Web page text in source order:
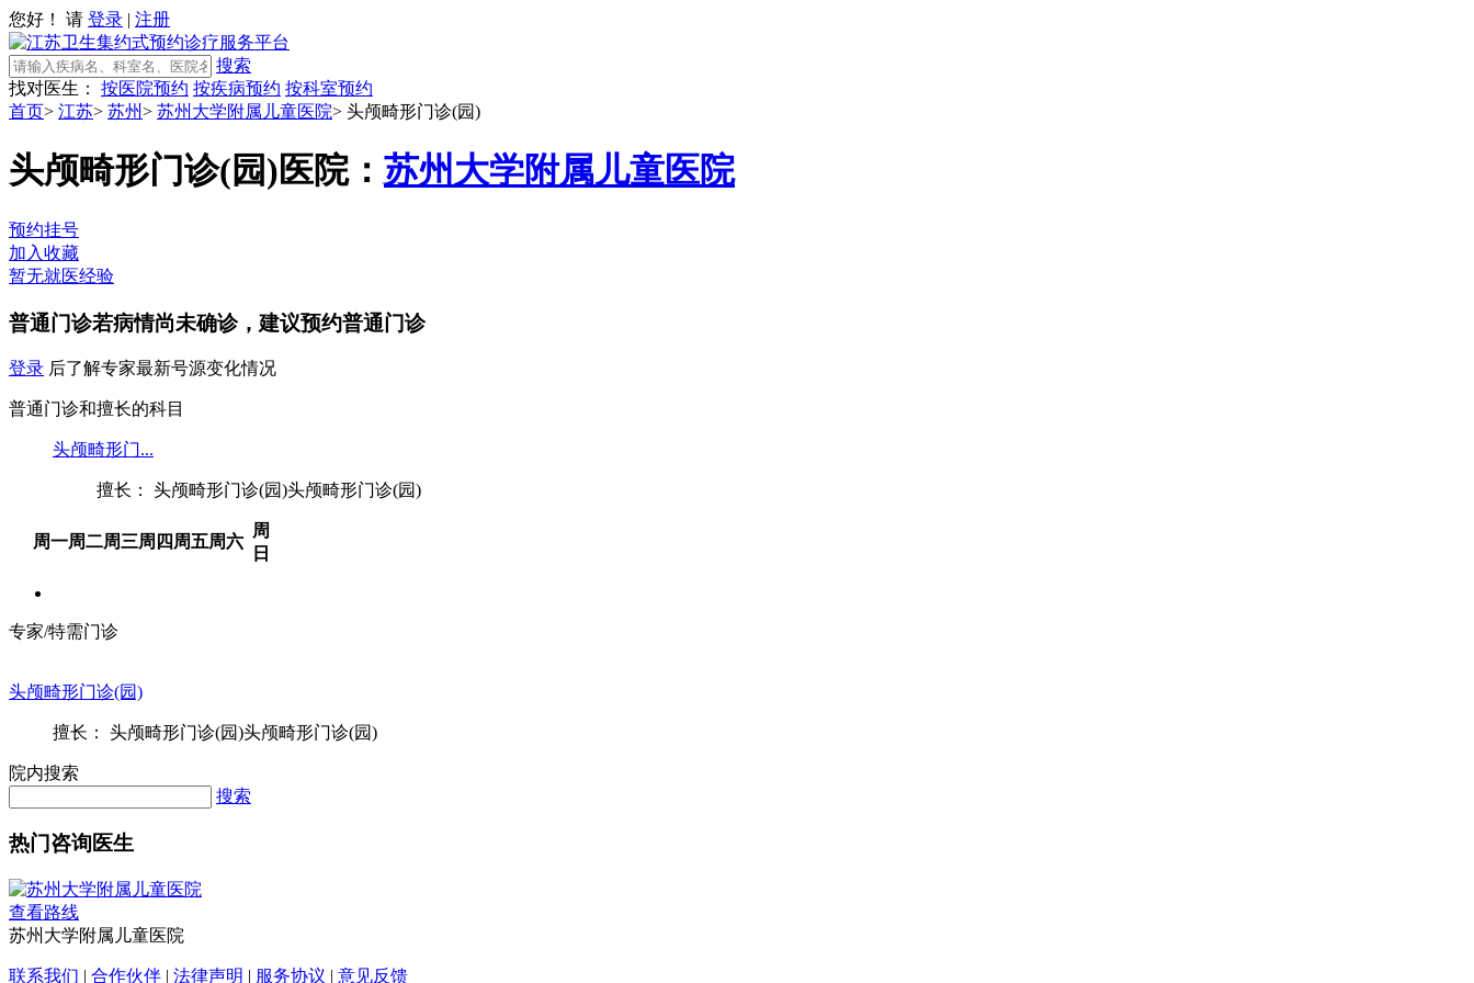
您好！ 请 登录 | 注册
搜索
找对医生：
按医院预约 按疾病预约 按科室预约
首页> 江苏> 苏州> 苏州大学附属儿童医院> 头颅畸形门诊(园)
头颅畸形门诊(园)医院： 苏州大学附属儿童医院
预约挂号
加入收藏
暂无就医经验
普通门诊若病情尚未确诊，建议预约普通门诊
登录 后了解专家最新号源变化情况
普通门诊和擅长的科目
头颅畸形门...
擅长： 头颅畸形门诊(园)头颅畸形门诊(园)
周一周二周三周四 周五周六
周
日
专家/特需门诊
头颅畸形门诊(园)
擅长： 头颅畸形门诊(园)头颅畸形门诊(园)
院内搜索
搜索
热门咨询医生
查看路线
苏州大学附属儿童医院
联系我们 | 合作伙伴 | 法律声明 | 服务协议 | 意见反馈